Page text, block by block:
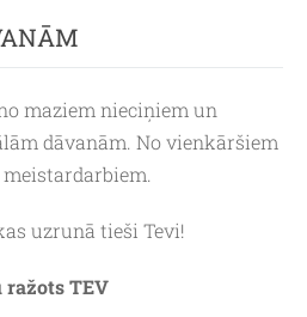
maziem nieciņiem un
dāvanām. No vienkāršiem
uzrunā tieši Tevi!
TEV